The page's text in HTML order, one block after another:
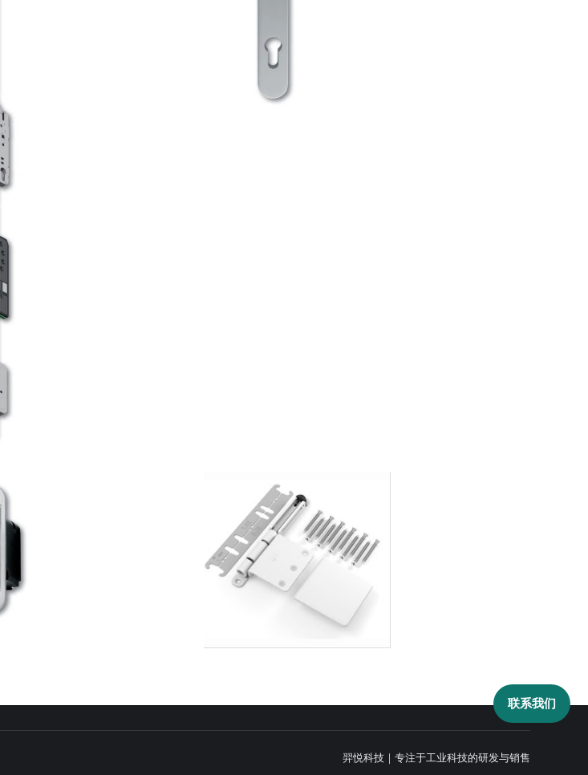
羿悦科技｜专注于工业科技的研发与销售
联系我们